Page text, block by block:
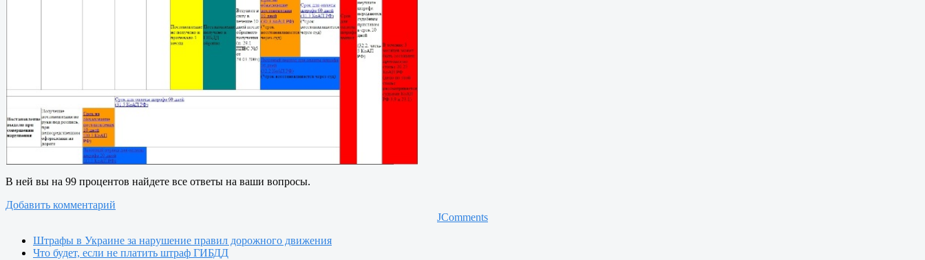
В ней вы на 99 процентов найдете все ответы на ваши вопросы.
Добавить комментарий
JComments
Штрафы в Украине за нарушение правил дорожного движения
Что будет, если не платить штраф ГИБДД